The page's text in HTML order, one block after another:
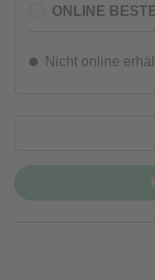
ONLINE
Nicht online